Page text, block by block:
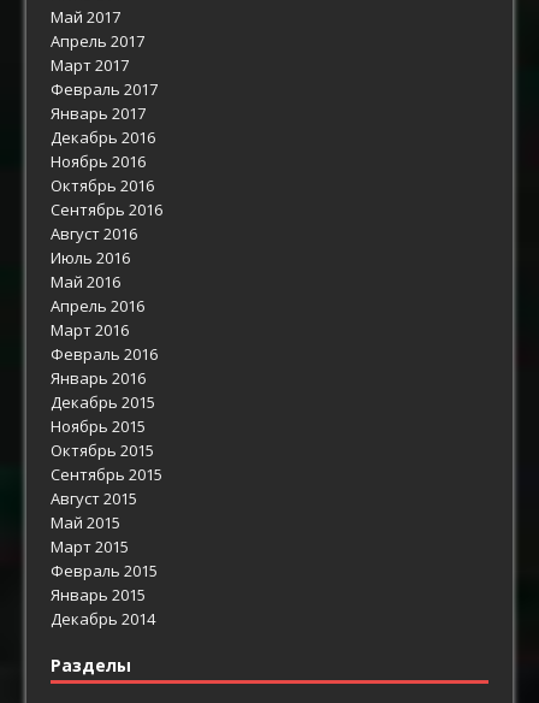
Май 2017
Апрель 2017
Март 2017
Февраль 2017
Январь 2017
Декабрь 2016
Ноябрь 2016
Октябрь 2016
Сентябрь 2016
Август 2016
Июль 2016
Май 2016
Апрель 2016
Март 2016
Февраль 2016
Январь 2016
Декабрь 2015
Ноябрь 2015
Октябрь 2015
Сентябрь 2015
Август 2015
Май 2015
Март 2015
Февраль 2015
Январь 2015
Декабрь 2014
Разделы